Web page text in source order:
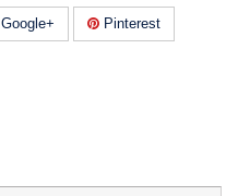
Google+ Pinterest